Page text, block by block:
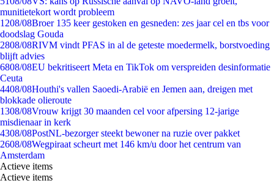
munitietekort wordt probleem
1208/08Broer 135 keer gestoken en gesneden: zes jaar cel en tbs voor
doodslag Gouda
2808/08RIVM vindt PFAS in al de geteste moedermelk, borstvoeding
blijft advies
6808/08EU bekritiseert Meta en TikTok om verspreiden desinformatie
Ceuta
4408/08Houthi's vallen Saoedi-Arabië en Jemen aan, dreigen met
blokkade olieroute
1308/08Vrouw krijgt 30 maanden cel voor afpersing 12-jarige
misdienaar in kerk
4308/08PostNL-bezorger steekt bewoner na ruzie over pakket
2608/08Wegpiraat scheurt met 146 km/u door het centrum van
Amsterdam
Actieve items
Actieve items